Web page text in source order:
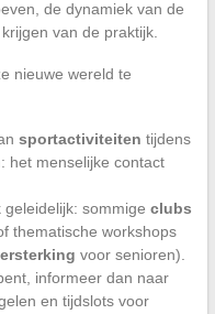
de dynamiek van de
van de praktijk.
nieuwe wereld te
sportactiviteiten tijdens
het menselijke contact
sommige clubs
thematische workshops
voor senioren).
informeer dan naar
en tijdslots voor